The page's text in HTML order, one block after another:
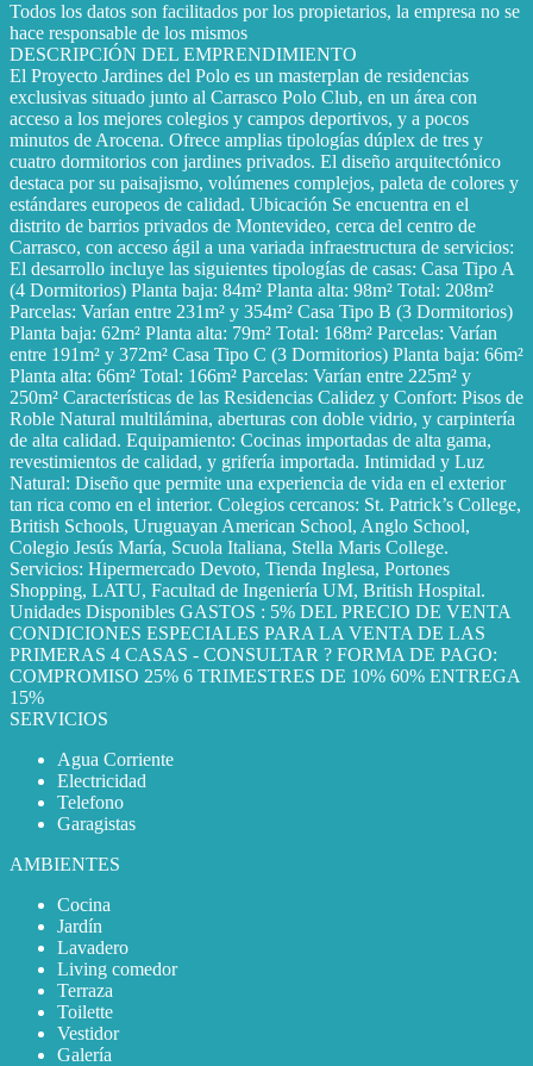
Todos los datos son facilitados por los propietarios, la empresa no se
hace responsable de los mismos
DESCRIPCIÓN DEL EMPRENDIMIENTO
El Proyecto Jardines del Polo es un masterplan de residencias
exclusivas situado junto al Carrasco Polo Club, en un área con
acceso a los mejores colegios y campos deportivos, y a pocos
minutos de Arocena. Ofrece amplias tipologías dúplex de tres y
cuatro dormitorios con jardines privados. El diseño arquitectónico
destaca por su paisajismo, volúmenes complejos, paleta de colores y
estándares europeos de calidad. Ubicación Se encuentra en el
distrito de barrios privados de Montevideo, cerca del centro de
Carrasco, con acceso ágil a una variada infraestructura de servicios:
El desarrollo incluye las siguientes tipologías de casas: Casa Tipo A
(4 Dormitorios) Planta baja: 84m² Planta alta: 98m² Total: 208m²
Parcelas: Varían entre 231m² y 354m² Casa Tipo B (3 Dormitorios)
Planta baja: 62m² Planta alta: 79m² Total: 168m² Parcelas: Varían
entre 191m² y 372m² Casa Tipo C (3 Dormitorios) Planta baja: 66m²
Planta alta: 66m² Total: 166m² Parcelas: Varían entre 225m² y
250m² Características de las Residencias Calidez y Confort: Pisos de
Roble Natural multilámina, aberturas con doble vidrio, y carpintería
de alta calidad. Equipamiento: Cocinas importadas de alta gama,
revestimientos de calidad, y grifería importada. Intimidad y Luz
Natural: Diseño que permite una experiencia de vida en el exterior
tan rica como en el interior. Colegios cercanos: St. Patrick’s College,
British Schools, Uruguayan American School, Anglo School,
Colegio Jesús María, Scuola Italiana, Stella Maris College.
Servicios: Hipermercado Devoto, Tienda Inglesa, Portones
Shopping, LATU, Facultad de Ingeniería UM, British Hospital.
Unidades Disponibles GASTOS : 5% DEL PRECIO DE VENTA
CONDICIONES ESPECIALES PARA LA VENTA DE LAS
PRIMERAS 4 CASAS - CONSULTAR ? FORMA DE PAGO:
COMPROMISO 25% 6 TRIMESTRES DE 10% 60% ENTREGA
15%
SERVICIOS
Agua Corriente
Electricidad
Telefono
Garagistas
AMBIENTES
Cocina
Jardín
Lavadero
Living comedor
Terraza
Toilette
Vestidor
Galería